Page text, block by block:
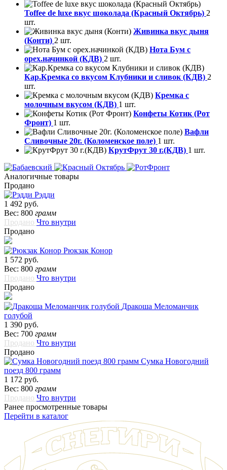
Toffee de luxe вкус шоколада (Красный Октябрь) 2
шт.
Живинка вкус дыня
(Конти) 2 шт.
Нота Бум с
орех.начинкой (КДВ) 2 шт.
Кар.Кремка со вкусом Клубники и сливок (КДВ) 2
шт.
Кремка с
молочным вкусом (КДВ) 1 шт.
Конфеты Котик (Рот
Фронт) 1 шт.
Вафли
Сливочные 20г. (Коломенское поле) 1 шт.
КрутФрут 30 г.(КДВ) 1 шт.
Аналогичные товары
Продано
Рэдди
1 492 руб.
Вес: 800 грамм
Продано Что внутри
Продано
Рюкзак Конор
1 572 руб.
Вес: 800 грамм
Продано Что внутри
Продано
Дракоша Меломанчик
голубой
1 390 руб.
Вес: 700 грамм
Продано Что внутри
Продано
Сумка Новогодний
поезд 800 грамм
1 172 руб.
Вес: 800 грамм
Продано Что внутри
Ранее просмотренные товары
Перейти в каталог